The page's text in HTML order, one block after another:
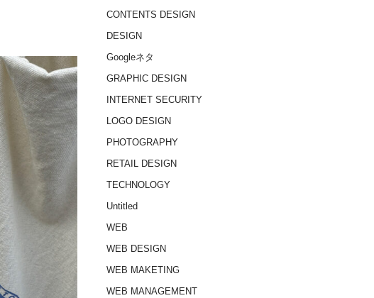
CONTENTS DESIGN
DESIGN
Googleネタ
GRAPHIC DESIGN
INTERNET SECURITY
LOGO DESIGN
PHOTOGRAPHY
RETAIL DESIGN
TECHNOLOGY
Untitled
WEB
WEB DESIGN
WEB MAKETING
WEB MANAGEMENT